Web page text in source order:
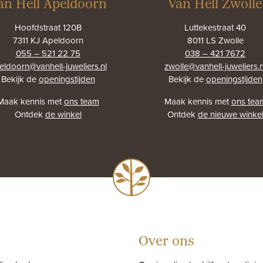
Hell Apeldoorn
Hoofdstraat 120B
7311 KJ Apeldoorn
055 – 521 22 75
juweliers.nl
Bekijk deopeningstijden
kennis metons team
Ontdekde winkel
Van Hell Zwolle
Luttekestraat 40
8011 LS Zwolle
038 – 421 7672
zwolle@vanhell-
Bekijk deopeningstijden
Maak kennis metons
Ontdekde nieuwe winkel
Over ons